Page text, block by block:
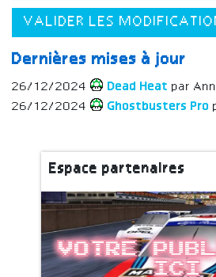
VALIDER LES
Dernières mises à jour
26/12/2024 Dead Heat par
26/12/2024
Ghostbusters Pro
Espace partenaires
Votre
ici